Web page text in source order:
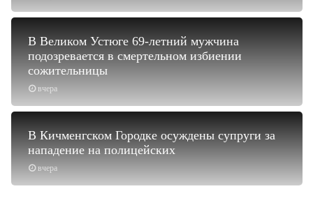
вчера
В Великом Устюге 69-летний мужчина
подозревается в смертельном избиении
сожительницы
вчера
В Кичменгском Городке осуждены супруги за
нападение на полицейских